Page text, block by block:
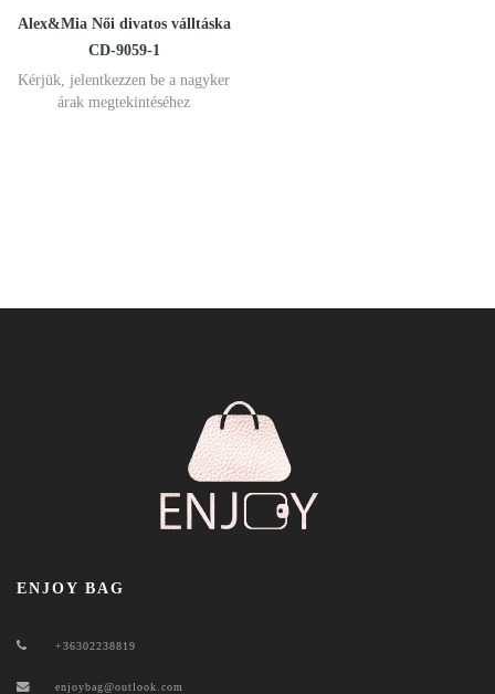
Alex&Mia Női divatos válltáska
CD-9059-1
Kérjük, jelentkezzen be a nagyker
árak megtekintéséhez
ENJOY BAG
+36302238819
enjoybag@outlook.com